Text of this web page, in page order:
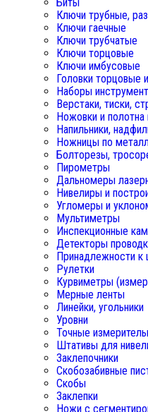
Ключи трубные,
Ключи гаечные
Ключи трубчатые
Ключи торцовые
Ключи имбусовые
Головки торцовые
Наборы
Верстаки, тиски,
Ножовки и
Напильники,
Ножницы по
Болторезы,
Пирометры
Дальномеры
Нивелиры и
Угломеры и
Мультиметры
Инспекционные
Детекторы
Принадлежности
Рулетки
Курвиметры
Мерные ленты
Линейки, угольники
Уровни
Точные
Штативы для
Заклепочники
Скобозабивные
Скобы
Заклепки
Ножи с